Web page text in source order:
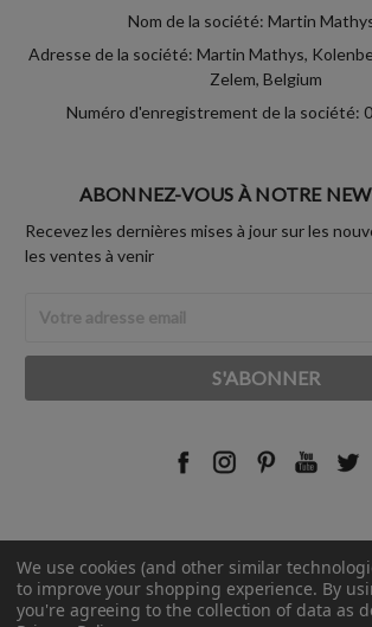
Nom de la société: Martin
Adresse de la société: Martin Mathys,
Zelem, Belgium
Numéro d'enregistrement de la société:
ABONNEZ-VOUS À NOTRE
Recevez les dernières mises à jour sur les
les ventes à venir
Email
© 2026 Rust-Oleum France.
We use cookies (and other similar
to improve your shopping experience. By
you're agreeing to the collection of data as